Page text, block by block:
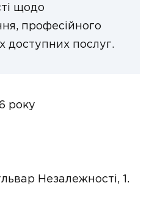
щодо
професійного
доступних послуг.
року
Незалежності, 1.